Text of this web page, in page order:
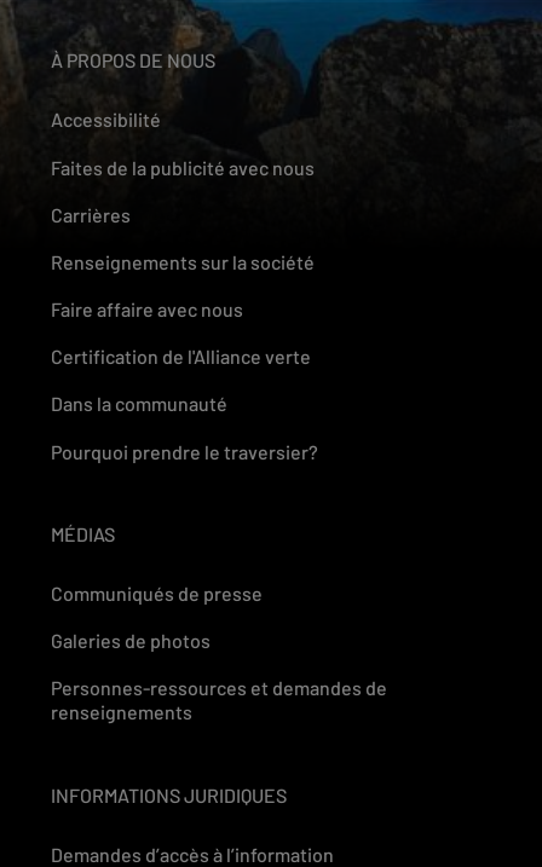
À PROPOS DE NOUS
Accessibilité
Faites de la publicité avec nous
Carrières
Renseignements sur la société
Faire affaire avec nous
Certification de l'Alliance verte
Dans la communauté
Pourquoi prendre le traversier?
MÉDIAS
Communiqués de presse
Galeries de photos
Personnes-ressources et demandes de
renseignements
INFORMATIONS JURIDIQUES
Demandes d’accès à l’information